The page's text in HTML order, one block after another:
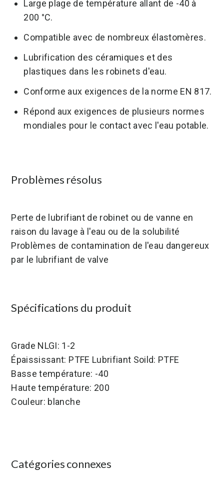
Large plage de température allant de -40 à
200 °C.
Compatible avec de nombreux élastomères.
Lubrification des céramiques et des
plastiques dans les robinets d'eau.
Conforme aux exigences de la norme EN 817.
Répond aux exigences de plusieurs normes
mondiales pour le contact avec l'eau potable.
Problèmes résolus
Perte de lubrifiant de robinet ou de vanne en
raison du lavage à l'eau ou de la solubilité
Problèmes de contamination de l'eau dangereux
par le lubrifiant de valve
Spécifications du produit
Grade NLGI: 1-2
Épaississant: PTFE Lubrifiant Soild: PTFE
Basse température: -40
Haute température: 200
Couleur: blanche
Catégories connexes